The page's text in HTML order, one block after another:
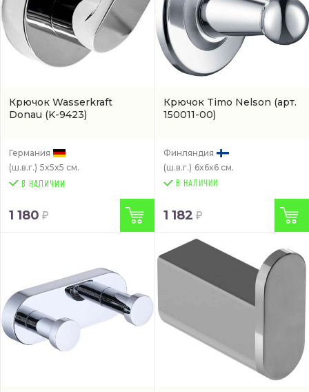
Крючок Wasserkraft
Donau (K-9423)
Германия
(ш.в.г.) 5x5x5 см.
1 180
Крючок Timo Nelson (арт.
150011-00)
Финляндия
(ш.в.г.) 6x6x6 см.
В НАЛИЧИИ
1 182